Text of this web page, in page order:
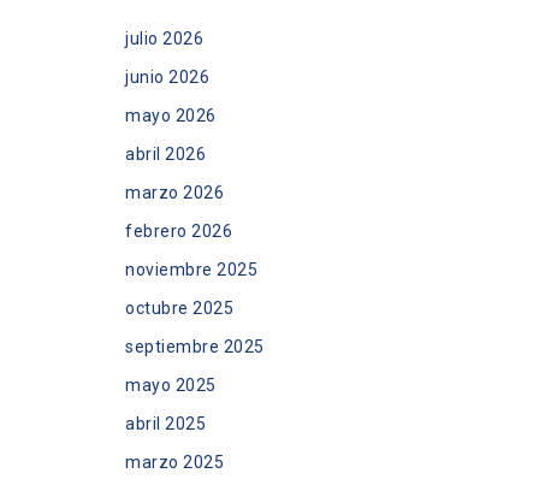
julio 2026
junio 2026
mayo 2026
abril 2026
marzo 2026
febrero 2026
noviembre 2025
octubre 2025
septiembre 2025
mayo 2025
abril 2025
marzo 2025